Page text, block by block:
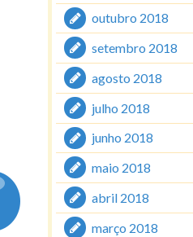
outubro 2018
setembro 2018
agosto 2018
julho 2018
junho 2018
maio 2018
abril 2018
março 2018